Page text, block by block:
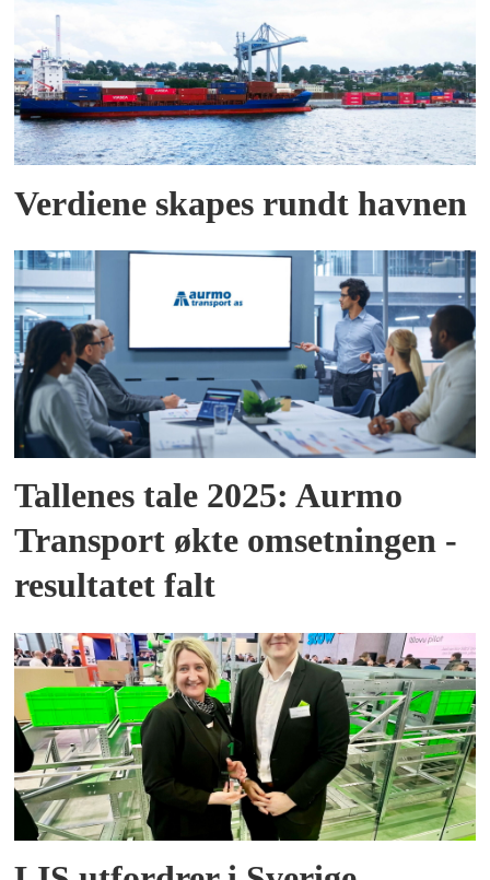
Verdiene skapes rundt havnen
Tallenes tale 2025: Aurmo
Transport økte omsetningen -
resultatet falt